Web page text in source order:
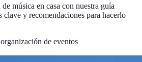
música en casa con nuestra guía
clave y recomendaciones para hacerlo
organización de eventos